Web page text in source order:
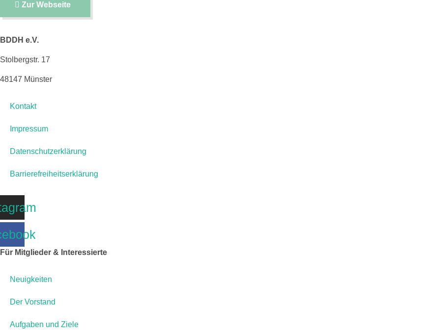
Zur Webseite
BDDH e.V.
Stolbergstr. 17
48147 Münster
Kontakt
Impressum
Datenschutzerklärung
Barrierefreiheitserklärung
Für Mitglieder & Interessierte
Neuigkeiten
Der Vorstand
Aufgaben und Ziele